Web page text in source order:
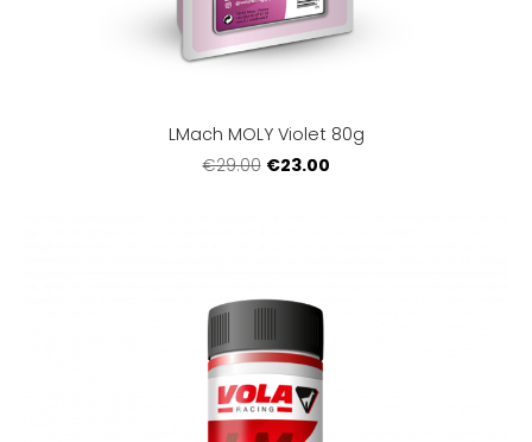
LMach MOLY Violet 80g
€29.00 €23.00